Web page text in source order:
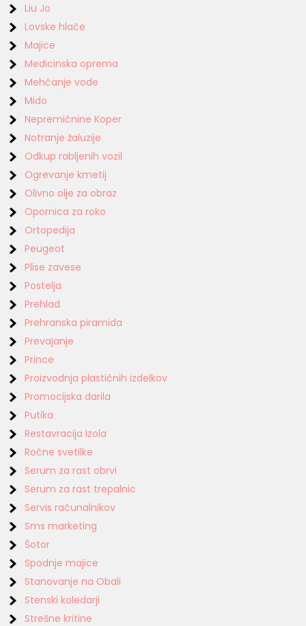
Liu Jo
Lovske hlače
Majice
Medicinska oprema
Mehčanje vode
Mido
Nepremičnine Koper
Notranje žaluzije
Odkup rabljenih vozil
Ogrevanje kmetij
Olivno olje za obraz
Opornica za roko
Ortopedija
Peugeot
Plise zavese
Postelja
Prehlad
Prehranska piramida
Prevajanje
Prince
Proizvodnja plastičnih izdelkov
Promocijska darila
Putika
Restavracija Izola
Ročne svetilke
Serum za rast obrvi
Serum za rast trepalnic
Servis računalnikov
Sms marketing
Šotor
Spodnje majice
Stanovanje na Obali
Stenski koledarji
Strešne kritine